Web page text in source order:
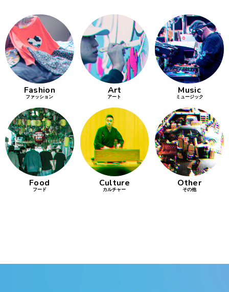
阪
の文
化
とは応援
立ったら
行動
するよう
ザインを
Fashion
ファッション
Art
アート
Music
ミュージック
Food
フード
Culture
カルチャー
Other
その他